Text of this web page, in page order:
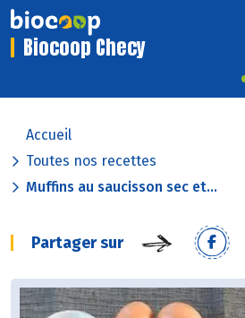
Biocoop Checy
Accueil
Toutes nos recettes
Muffins au saucisson sec et...
Partager sur